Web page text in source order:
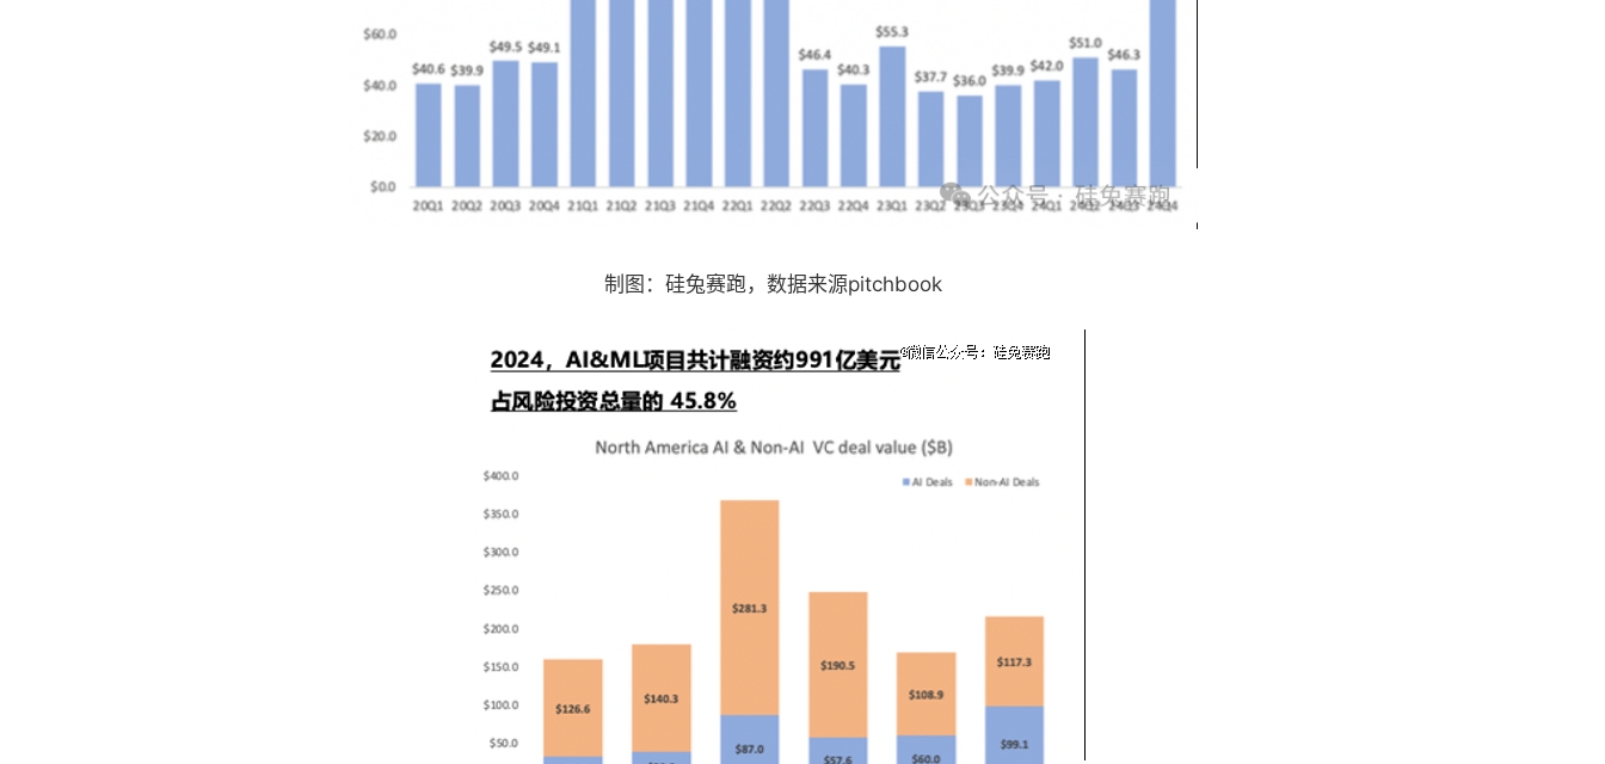
制图：硅兔赛跑，数据来源pitchbook